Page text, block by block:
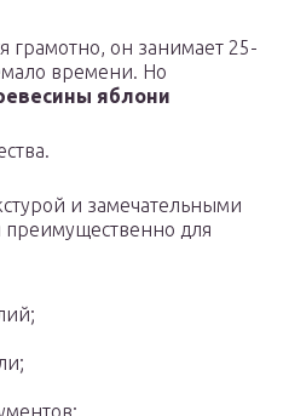
грамотно, он занимает 25-
времени. Но
яблони
и замечательными
преимущественно для